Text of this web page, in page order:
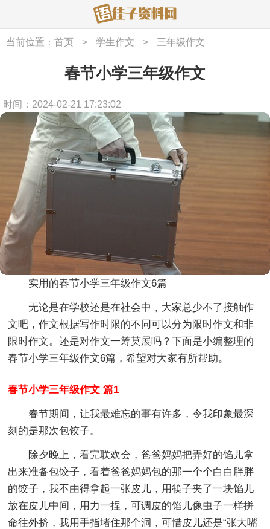
当前位置： 首页 > 学生作文 > 三年级作文
春节小学三年级作文
时间：2024-02-21 17:23:02
实用的春节小学三年级作文6篇
无论是在学校还是在社会中，大家总少不了接触作
文吧，作文根据写作时限的不同可以分为限时作文和非
限时作文。还是对作文一筹莫展吗？下面是小编整理的
春节小学三年级作文6篇，希望对大家有所帮助。
春节小学三年级作文 篇1
春节期间，让我最难忘的事有许多，令我印象最深
刻的是那次包饺子。
除夕晚上，看完联欢会，爸爸妈妈把弄好的馅儿拿
出来准备包饺子，看着爸爸妈妈包的那一个个白白胖胖
的饺子，我不由得拿起一张皮儿，用筷子夹了一块馅儿
放在皮儿中间，用力一捏，可调皮的馅儿像虫子一样拼
命往外挤，我用手指堵住那个洞，可惜皮儿还是“张大嘴